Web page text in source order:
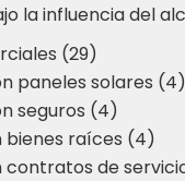
la influencia del
(29)
paneles solares (4)
seguros (4)
bienes raíces (4)
contratos de